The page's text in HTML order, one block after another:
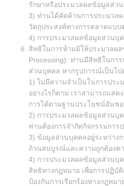
รักษาหรือประมวลผลข้อมูลส่ว
3) ท่านได้คัดค้านการประมวล
วัตถุประสงค์ทางการตลาดแบบ
4) การประมวลผลข้อมูลส่วนบุ
สิทธิในการห้ามมิให้ประมวลผ
Processing): ท่านมีสิทธิในกา
ส่วนบุคคล หากรูปการณ์เป็นไ
1) ไม่มีความจำเป็นในการปร
อย่างไรก็ตาม เราสามารถแสด
การได้ตามฐานประโยชน์อันช
2) การประมวลผลข้อมูลส่วนบุ
ท่านต้องการจำกัดกิจกรรมกา
3) ข้อมูลส่วนบุคคลอยู่ระหว่าง
ถ้วนสมบูรณ์และความถูกต้องต
4) การประมวลผลข้อมูลส่วนบุ
สิทธิทางกฎหมาย เพื่อการปฏิบั
ป้องกันการเรียกร้องทางกฎหมา